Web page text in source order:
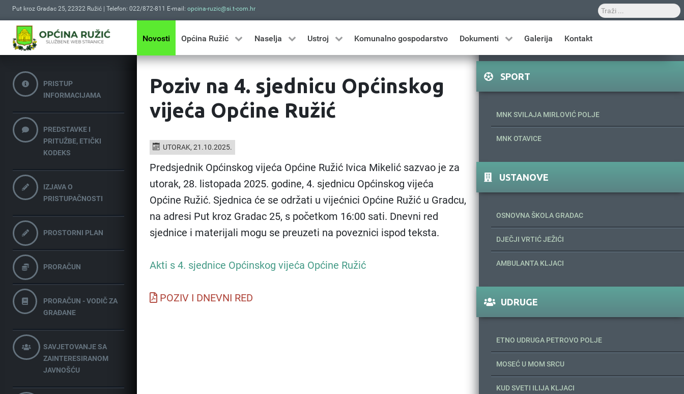
Put kroz Gradac 25, 22322 Ružić | Telefon: 022/872-811 E-mail: opcina-ruzic@si.t-com.hr
Novosti Općina Ružić Naselja Ustroj Komunalno gospodarstvo Dokumenti Galerija Kontakt
PRISTUP
INFORMACIJAMA
PREDSTAVKE I
PRITUŽBE, ETIČKI
KODEKS
IZJAVA O
PRISTUPAČNOSTI
PROSTORNI PLAN
PRORAČUN
PRORAČUN - VODIČ ZA
GRAĐANE
SAVJETOVANJE SA
ZAINTERESIRANOM
JAVNOŠĆU
Poziv na 4. sjednicu Općinskog
vijeća Općine Ružić
UTORAK, 21.10.2025.
Predsjednik Općinskog vijeća Općine Ružić Ivica Mikelić sazvao je za
utorak, 28. listopada 2025. godine, 4. sjednicu Općinskog vijeća
Općine Ružić. Sjednica će se održati u vijećnici Općine Ružić u Gradcu,
na adresi Put kroz Gradac 25, s početkom 16:00 sati. Dnevni red
sjednice i materijali mogu se preuzeti na poveznici ispod teksta.​
Akti s 4. sjednice Općinskog vijeća Općine Ružić
POZIV I DNEVNI RED
SPORT
MNK SVILAJA MIRLOVIĆ POLJE
MNK OTAVICE
USTANOVE
OSNOVNA ŠKOLA GRADAC
DJEČJI VRTIĆ JEŽIĆI
AMBULANTA KLJACI
UDRUGE
ETNO UDRUGA PETROVO POLJE
MOSEĆ U MOM SRCU
KUD SVETI ILIJA KLJACI